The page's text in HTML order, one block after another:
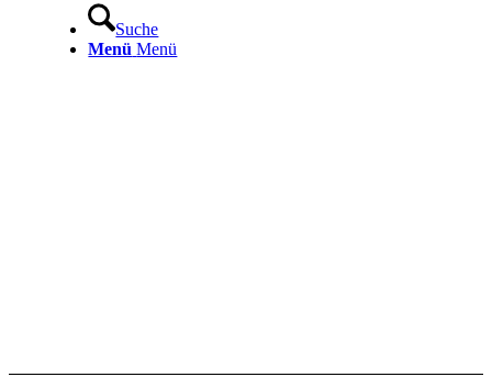
Suche
Menü Menü